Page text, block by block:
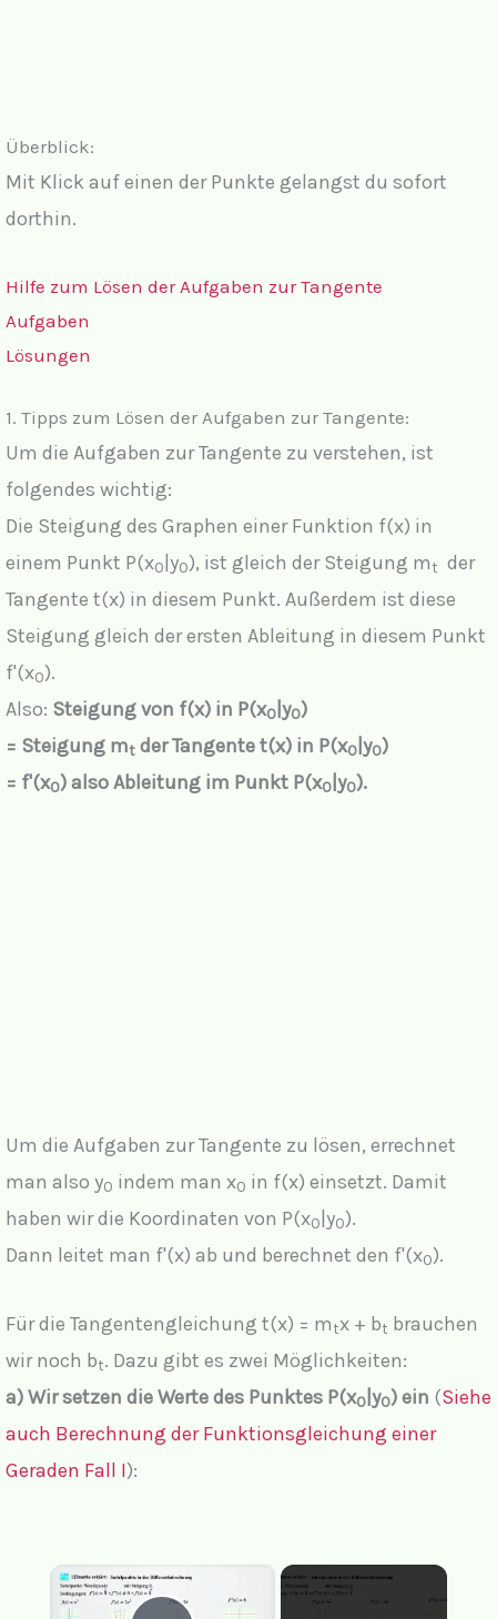
Überblick:
Mit Klick auf einen der Punkte gelangst du sofort
dorthin.
Hilfe zum Lösen der Aufgaben zur Tangente
Aufgaben
Lösungen
1. Tipps zum Lösen der Aufgaben zur Tangente:
Um die Aufgaben zur Tangente zu verstehen, ist
folgendes wichtig:
Die Steigung des Graphen einer Funktion f(x) in
einem Punkt P(x0 |y0), ist gleich der Steigung m t der
Tangente t(x) in diesem Punkt. Außerdem ist diese
Steigung gleich der ersten Ableitung in diesem Punkt
f'(x0).
Also: Steigung von f(x) in P(x0 |y0)
= Steigung mt der Tangente t(x) in P(x0 |y0)
= f'(x0) also Ableitung im Punkt P(x0 |y0).
Um die Aufgaben zur Tangente zu lösen, errechnet
man also y0 indem man x0 in f(x) einsetzt. Damit
haben wir die Koordinaten von P(x0 |y0).
Dann leitet man f'(x) ab und berechnet den f'(x0).
Für die Tangentengleichung t(x) = m tx + bt brauchen
wir noch bt. Dazu gibt es zwei Möglichkeiten:
a) Wir setzen die Werte des Punktes P(x0|y0) ein (Siehe
auch Berechnung der Funktionsgleichung einer
Geraden Fall I):